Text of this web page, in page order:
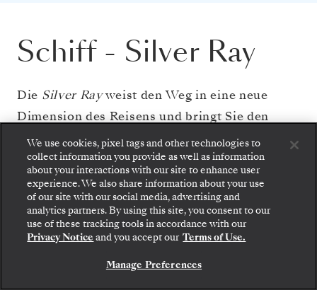
Schiff- Silver Ray
Die Silver Rayweist den Weg in eine neue
Dimension des Reisens und bringt Sie den
einzigartigen Facetten der Welt näher. Die
intime Atmosphäre dieses kleineren Schiffes
verbindet sich mit endloser Weite und
eleganten, lichtdurchfluteten Innenräumen,
umgeben von Glas und endlosen Ausblicken.
Während Sie durch diese lichtdurchfluteten
Räume schreiten und den Blick durch
weitläufige Panoramafenster schweifen lassen,
Gehen Sie an Bord: Wählen Sie Ihre Suite und
prüfen Sie die Preise und Inklusivleistungen, bevor
Sie Ihre Silversea-Reise sicher bestätigen.
BUCHEN SIE IHRE SUITE
We use cookies, pixel tags and other technologies to
collect information you provide as well as information
about your interactions with our site to enhance user
experience. We also share information about your use
of our site with our social media, advertising and
analytics partners. By using this site, you consent to our
use of these tracking tools in accordance with our
Privacy Notice and you accept our Terms of Use.
Manage Preferences